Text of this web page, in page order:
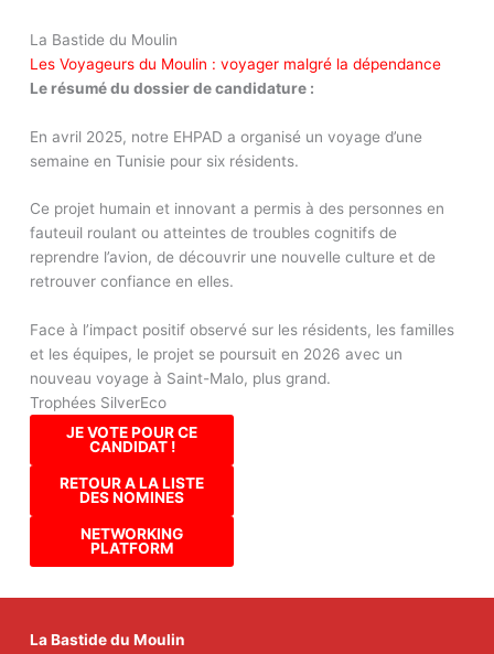
La Bastide du Moulin
Les Voyageurs du Moulin : voyager malgré la dépendance
Le résumé du dossier de candidature :
En avril 2025, notre EHPAD a organisé un voyage d’une
semaine en Tunisie pour six résidents.
Ce projet humain et innovant a permis à des personnes en
fauteuil roulant ou atteintes de troubles cognitifs de
reprendre l’avion, de découvrir une nouvelle culture et de
retrouver confiance en elles.
Face à l’impact positif observé sur les résidents, les familles
et les équipes, le projet se poursuit en 2026 avec un
nouveau voyage à Saint-Malo, plus grand.
Trophées SilverEco
JE VOTE POUR CE
CANDIDAT !
RETOUR A LA LISTE
DES NOMINES
NETWORKING
PLATFORM
La Bastide du Moulin